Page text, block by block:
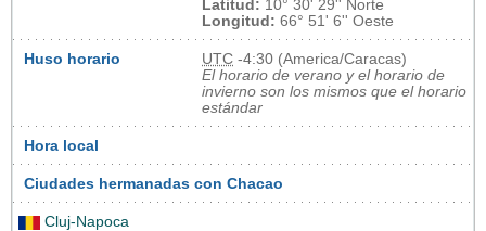
Latitud: 10° 30' 29'' Norte
Longitud: 66° 51' 6'' Oeste
Huso horario UTC -4:30 (America/Caracas)
El horario de verano y el horario de
invierno son los mismos que el horario
estándar
Hora local
Ciudades hermanadas con Chacao
Cluj-Napoca